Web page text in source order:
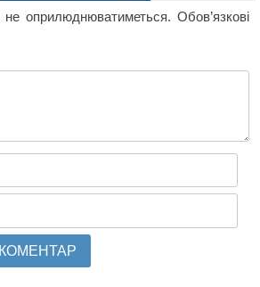
оприлюднюватиметься. Обов’язкові